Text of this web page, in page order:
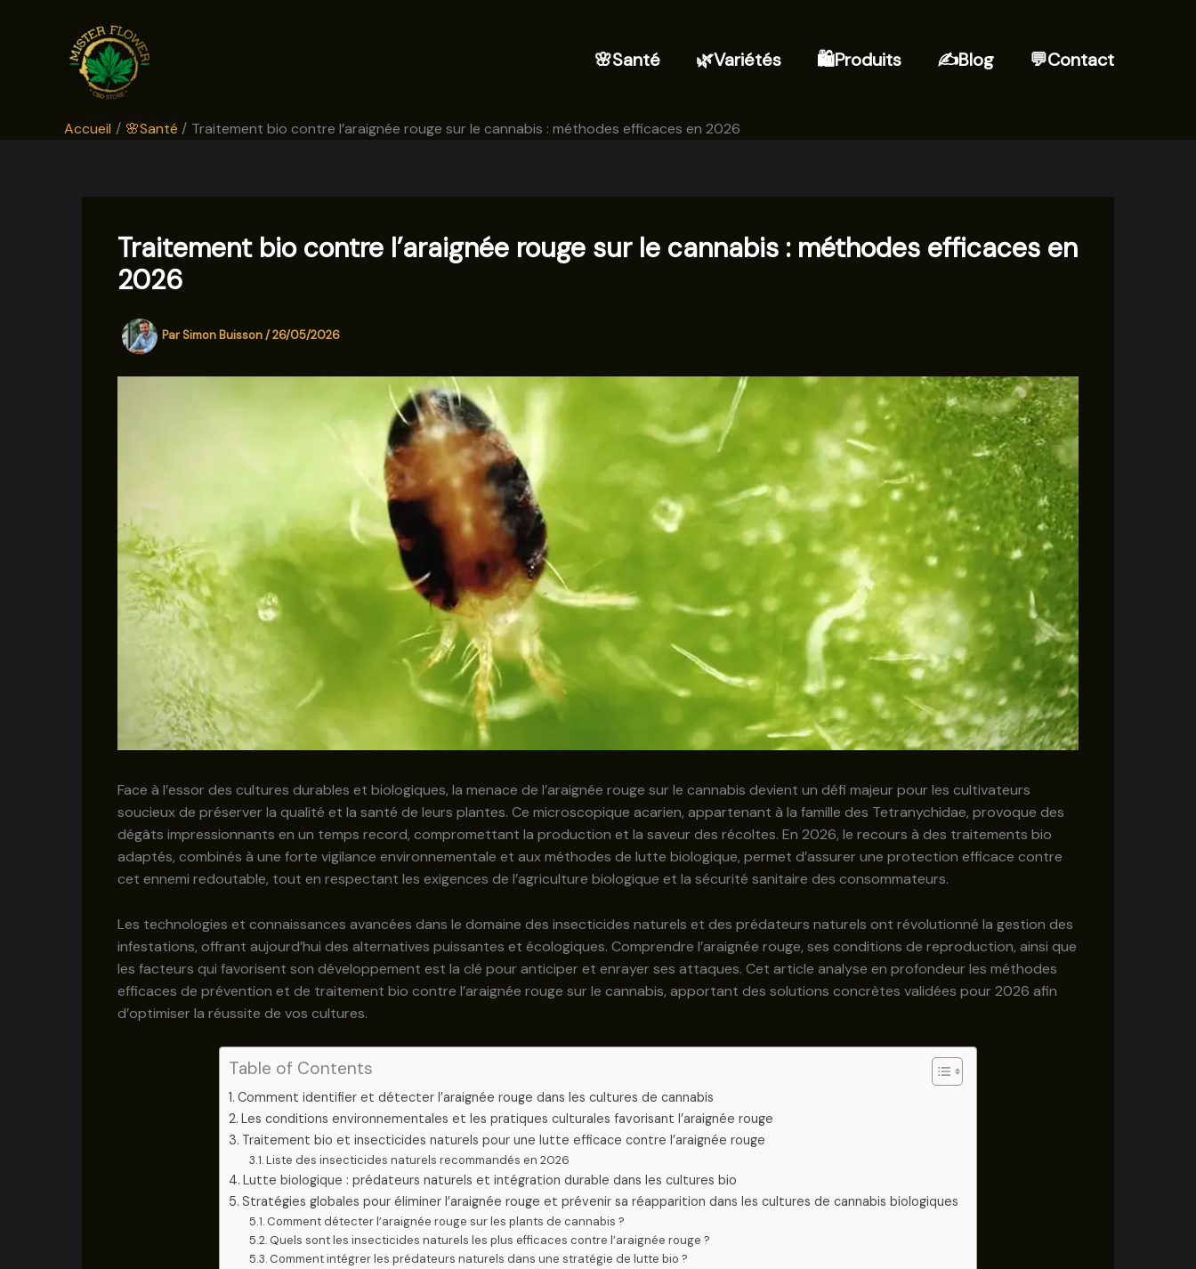
🌸Santé 🌿Variétés 🛍️Produits ✍Blog 💬Contact
Accueil 🌸Santé Traitement bio contre l’araignée rouge sur le cannabis : méthodes efficaces en 2026
Traitement bio contre l’araignée rouge sur le cannabis : méthodes efficaces en
2026
ParSimon Buisson/26/05/2026
Face à l’essor des cultures durables et biologiques, la menace de l’araignée rouge sur le cannabis devient un défi majeur pour les cultivateurs
soucieux de préserver la qualité et la santé de leurs plantes. Ce microscopique acarien, appartenant à la famille des Tetranychidae, provoque des
dégâts impressionnants en un temps record, compromettant la production et la saveur des récoltes. En 2026, le recours à des traitements bio
adaptés, combinés à une forte vigilance environnementale et aux méthodes de lutte biologique, permet d’assurer une protection efficace contre
cet ennemi redoutable, tout en respectant les exigences de l’agriculture biologique et la sécurité sanitaire des consommateurs.
Les technologies et connaissances avancées dans le domaine des insecticides naturels et des prédateurs naturels ont révolutionné la gestion des
infestations, offrant aujourd’hui des alternatives puissantes et écologiques. Comprendre l’araignée rouge, ses conditions de reproduction, ainsi que
les facteurs qui favorisent son développement est la clé pour anticiper et enrayer ses attaques. Cet article analyse en profondeur les méthodes
efficaces de prévention et de traitement bio contre l’araignée rouge sur le cannabis, apportant des solutions concrètes validées pour 2026 afin
d’optimiser la réussite de vos cultures.
Table of Contents
Comment identifier et détecter l’araignée rouge dans les cultures de cannabis
Les conditions environnementales et les pratiques culturales favorisant l’araignée rouge
Traitement bio et insecticides naturels pour une lutte efficace contre l’araignée rouge
Liste des insecticides naturels recommandés en 2026
Lutte biologique : prédateurs naturels et intégration durable dans les cultures bio
Stratégies globales pour éliminer l’araignée rouge et prévenir sa réapparition dans les cultures de cannabis biologiques
Comment détecter l’araignée rouge sur les plants de cannabis ?
Quels sont les insecticides naturels les plus efficaces contre l’araignée rouge ?
Comment intégrer les prédateurs naturels dans une stratégie de lutte bio ?